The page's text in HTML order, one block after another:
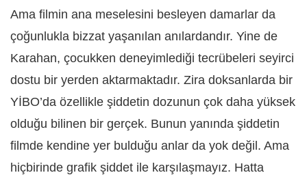
Ama filmin ana meselesini besleyen damarlar da
çoğunlukla bizzat yaşanılan anılardandır. Yine de
Karahan, çocukken deneyimlediği tecrübeleri seyirci
dostu bir yerden aktarmaktadır. Zira doksanlarda bir
YİBO’da özellikle şiddetin dozunun çok daha yüksek
olduğu bilinen bir gerçek. Bunun yanında şiddetin
filmde kendine yer bulduğu anlar da yok değil. Ama
hiçbirinde grafik şiddet ile karşılaşmayız. Hatta